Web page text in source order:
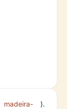
madeira-
).